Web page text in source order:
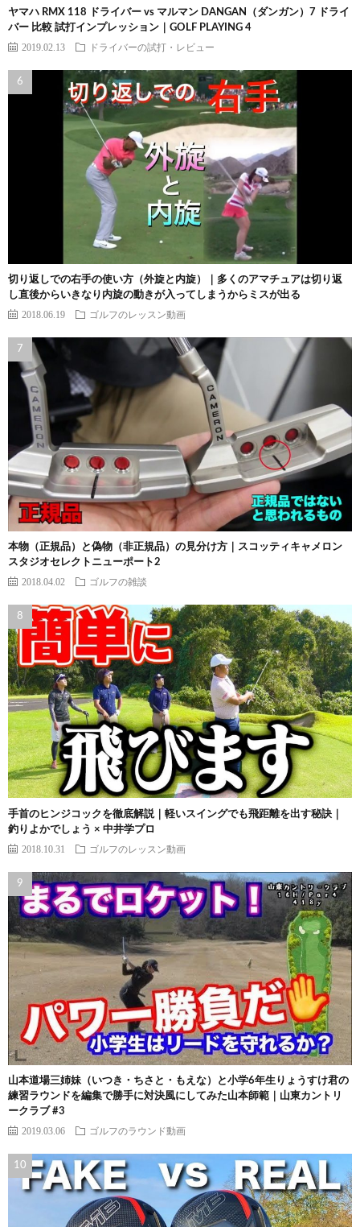
ヤマハ RMX 118 ドライバー vs マルマン DANGAN（ダンガン）7 ドライ
バー 比較 試打インプレッション｜GOLF PLAYING 4
2019.02.13 ドライバーの試打・レビュー
切り返しでの右手の使い方（外旋と内旋）｜多くのアマチュアは切り返
し直後からいきなり内旋の動きが入ってしまうからミスが出る
2018.06.19 ゴルフのレッスン動画
本物（正規品）と偽物（非正規品）の見分け方｜スコッティキャメロン
スタジオセレクトニューポート2
2018.04.02 ゴルフの雑談
手首のヒンジコックを徹底解説｜軽いスイングでも飛距離を出す秘訣｜
釣りよかでしょう × 中井学プロ
2018.10.31 ゴルフのレッスン動画
山本道場三姉妹（いつき・ちさと・もえな）と小学6年生りょうすけ君の
練習ラウンドを編集で勝手に対決風にしてみた山本師範｜山東カントリ
ークラブ #3
2019.03.06 ゴルフのラウンド動画